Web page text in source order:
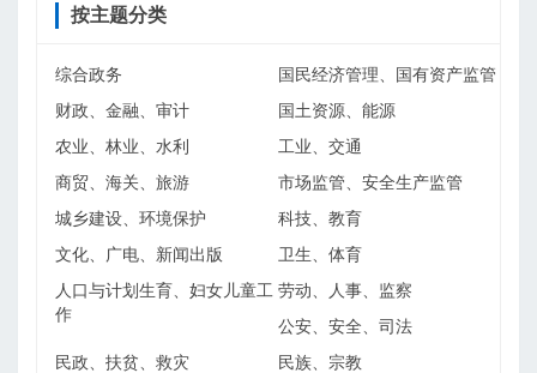
按主题分类
综合政务
国民经济管理、国有资产监管
财政、金融、审计
国土资源、能源
农业、林业、水利
工业、交通
商贸、海关、旅游
市场监管、安全生产监管
城乡建设、环境保护
科技、教育
文化、广电、新闻出版
卫生、体育
人口与计划生育、妇女儿童工
作
劳动、人事、监察
公安、安全、司法
民政、扶贫、救灾
民族、宗教